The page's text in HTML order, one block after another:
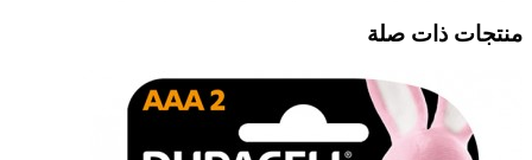
منتجات ذات صلة